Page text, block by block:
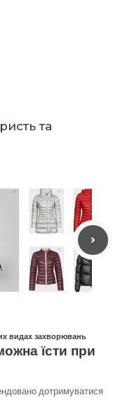
та